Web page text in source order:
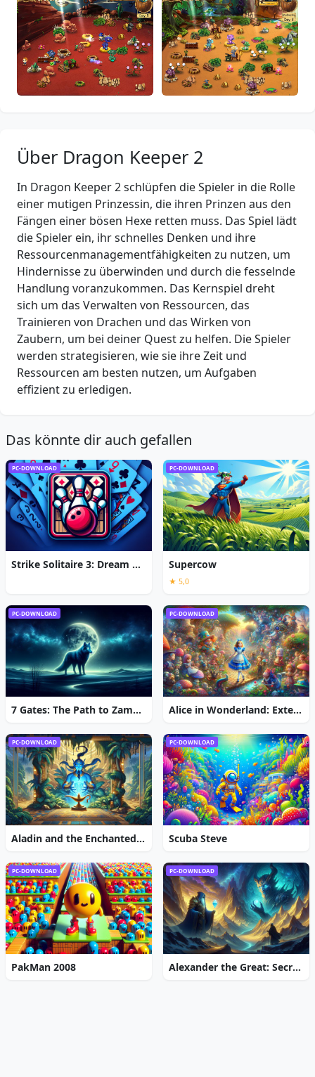
Über Dragon Keeper 2
In Dragon Keeper 2 schlüpfen die Spieler in die Rolle
einer mutigen Prinzessin, die ihren Prinzen aus den
Fängen einer bösen Hexe retten muss. Das Spiel lädt
die Spieler ein, ihr schnelles Denken und ihre
Ressourcenmanagementfähigkeiten zu nutzen, um
Hindernisse zu überwinden und durch die fesselnde
Handlung voranzukommen. Das Kernspiel dreht
sich um das Verwalten von Ressourcen, das
Trainieren von Drachen und das Wirken von
Zaubern, um bei deiner Quest zu helfen. Die Spieler
werden strategisieren, wie sie ihre Zeit und
Ressourcen am besten nutzen, um Aufgaben
effizient zu erledigen.
Das könnte dir auch gefallen
PC-DOWNLOAD
Strike Solitaire 3: Dream Resort
PC-DOWNLOAD
Supercow
★ 5,0
PC-DOWNLOAD
7 Gates: The Path to Zamolxes
PC-DOWNLOAD
Alice in Wonderland: Extended Edition
PC-DOWNLOAD
Aladin and the Enchanted Lamp: Extended Edition
PC-DOWNLOAD
Scuba Steve
PC-DOWNLOAD
PakMan 2008
PC-DOWNLOAD
Alexander the Great: Secrets of Power